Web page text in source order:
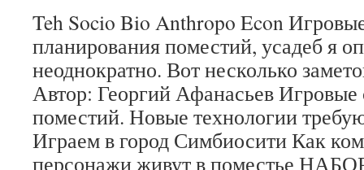
Teh Socio Bio Anthropo Econ
планирования поместий, усадеб я
неоднократно. Вот несколько
Автор: Георгий Афанасьев Игровые
поместий. Новые технологии
Играем в город Симбиосити Как
персонажи живут в поместье